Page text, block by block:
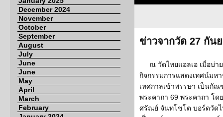
December 2024
November
October
September
August
July
June
June
May
April
March
February
ข่าวจากวัด 27 กัน
ณ วัดไทยแอลเอ เมื่อบ่
กิจกรรมการแสดงเทศน์มห
เทศกาลเข้าพรรษา เป็นกั
พระคาถา 69 พระคาถา โด
ศรัณย์ จันทโชโต บอร์ดวัด